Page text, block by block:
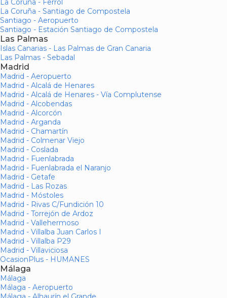
La Coruña - Ferrol
La Coruña - Santiago de Compostela
Santiago - Aeropuerto
Santiago - Estación Santiago de Compostela
Las Palmas
Islas Canarias - Las Palmas de Gran Canaria
Las Palmas - Sebadal
Madrid
Madrid - Aeropuerto
Madrid - Alcalá de Henares
Madrid - Alcalá de Henares - Vía Complutense
Madrid - Alcobendas
Madrid - Alcorcón
Madrid - Arganda
Madrid - Chamartín
Madrid - Colmenar Viejo
Madrid - Coslada
Madrid - Fuenlabrada
Madrid - Fuenlabrada el Naranjo
Madrid - Getafe
Madrid - Las Rozas
Madrid - Móstoles
Madrid - Rivas C/Fundición 10
Madrid - Torrejón de Ardoz
Madrid - Vallehermoso
Madrid - Villalba Juan Carlos I
Madrid - Villalba P29
Madrid - Villaviciosa
OcasionPlus - HUMANES
Málaga
Málaga
Málaga - Aeropuerto